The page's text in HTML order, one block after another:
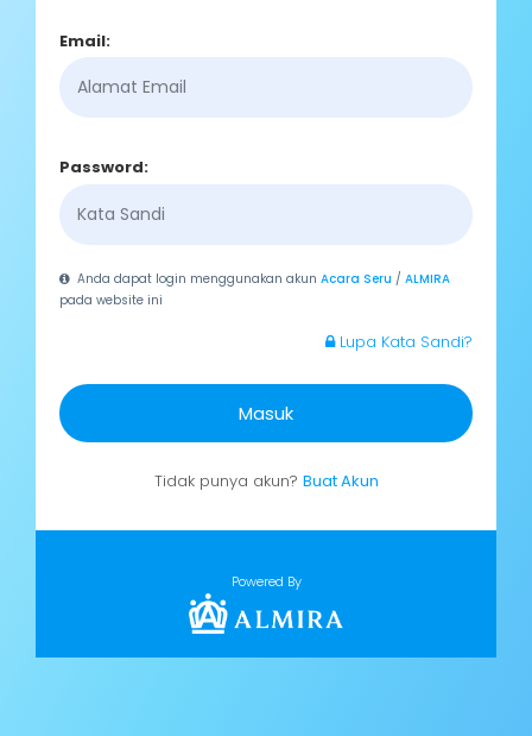
Email:
Password:
Anda dapat login menggunakan akunAcara Seru /ALMIRA
pada website ini
Lupa Kata Sandi?
Masuk
Tidak punya akun? Buat Akun
Powered By